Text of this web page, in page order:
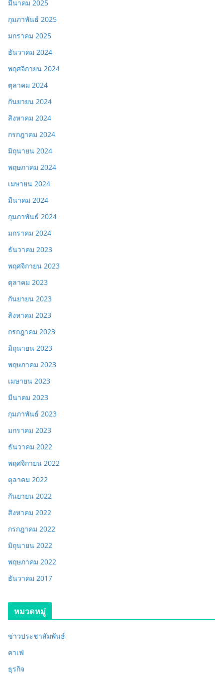
มีนาคม 2025
กุมภาพันธ์ 2025
มกราคม 2025
ธันวาคม 2024
พฤศจิกายน 2024
ตุลาคม 2024
กันยายน 2024
สิงหาคม 2024
กรกฎาคม 2024
มิถุนายน 2024
พฤษภาคม 2024
เมษายน 2024
มีนาคม 2024
กุมภาพันธ์ 2024
มกราคม 2024
ธันวาคม 2023
พฤศจิกายน 2023
ตุลาคม 2023
กันยายน 2023
สิงหาคม 2023
กรกฎาคม 2023
มิถุนายน 2023
พฤษภาคม 2023
เมษายน 2023
มีนาคม 2023
กุมภาพันธ์ 2023
มกราคม 2023
ธันวาคม 2022
พฤศจิกายน 2022
ตุลาคม 2022
กันยายน 2022
สิงหาคม 2022
กรกฎาคม 2022
มิถุนายน 2022
พฤษภาคม 2022
ธันวาคม 2017
หมวดหมู่
ข่าวประชาสัมพันธ์
คาเฟ่
ธุรกิจ